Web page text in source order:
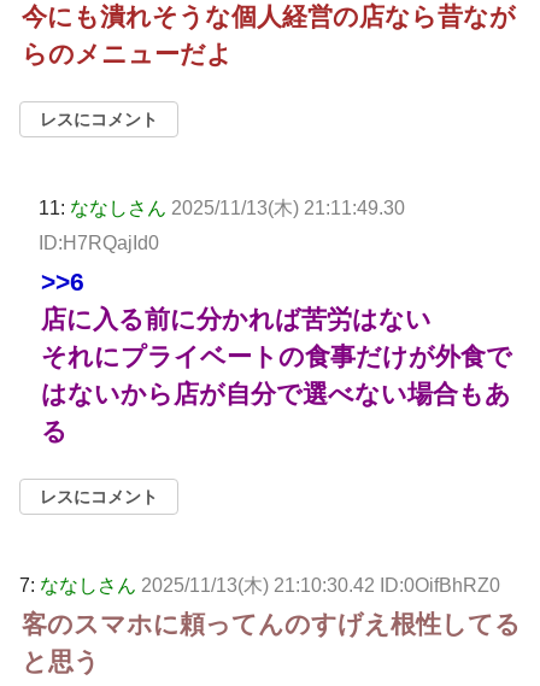
今にも潰れそうな個人経営の店なら昔なが
らのメニューだよ
レスにコメント
11: ななしさん 2025/11/13(木) 21:11:49.30
ID:H7RQajId0
>>6
店に入る前に分かれば苦労はない
それにプライベートの食事だけが外食で
はないから店が自分で選べない場合もあ
る
レスにコメント
7: ななしさん 2025/11/13(木) 21:10:30.42 ID:0OifBhRZ0
客のスマホに頼ってんのすげえ根性してる
と思う